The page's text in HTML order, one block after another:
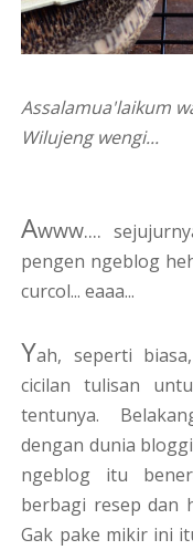
Assalamua'laikum
Wilujeng wengi...
Awww....
pengen ngeblog
curcol... eaaa...
Yah, seperti
cicilan tulisan
tentunya.
dengan dunia
ngeblog itu
berbagi resep dan
Gak pake mikir ini